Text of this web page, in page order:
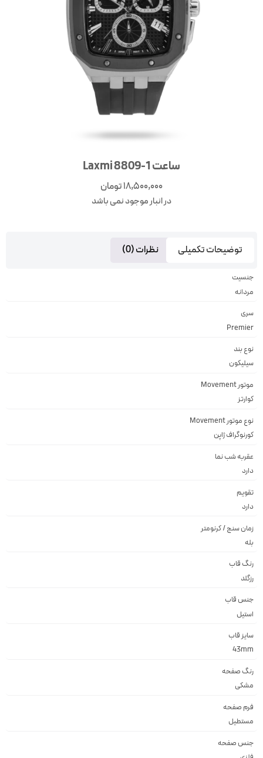
ساعت Laxmi 8809-1
18,500,000تومان
در انبار موجود نمی باشد
توضیحات تکمیلی نظرات (0)
جنسیت
مردانه
سری
Premier
نوع بند
سيليكون
موتور Movement
کوارتز
نوع موتور Movement
کورنوگراف ژاپن
عقربه شب نما
دارد
تقویم
دارد
زمان سنج / کرنومتر
رنگ قاب
رزگلد
جنس قاب
استيل
سایز قاب
43mm
رنگ صفحه
مشكى
فرم صفحه
مستطيل
جنس صفحه